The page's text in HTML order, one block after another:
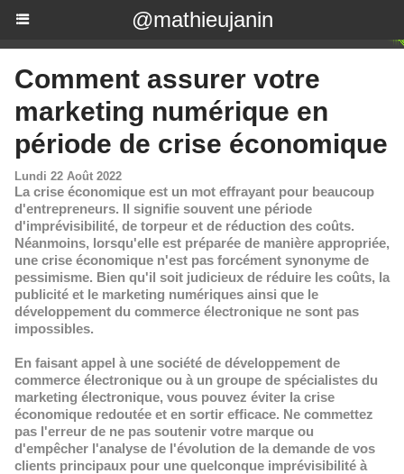
@mathieujanin
Comment assurer votre
marketing numérique en
période de crise économique
Lundi 22 Août 2022
La crise économique est un mot effrayant pour beaucoup
d'entrepreneurs. Il signifie souvent une période
d'imprévisibilité, de torpeur et de réduction des coûts.
Néanmoins, lorsqu'elle est préparée de manière appropriée,
une crise économique n'est pas forcément synonyme de
pessimisme. Bien qu'il soit judicieux de réduire les coûts, la
publicité et le marketing numériques ainsi que le
développement du commerce électronique ne sont pas
impossibles.
En faisant appel à une société de développement de
commerce électronique ou à un groupe de spécialistes du
marketing électronique, vous pouvez éviter la crise
économique redoutée et en sortir efficace. Ne commettez
pas l'erreur de ne pas soutenir votre marque ou
d'empêcher l'analyse de l'évolution de la demande de vos
clients principaux pour une quelconque imprévisibilité à